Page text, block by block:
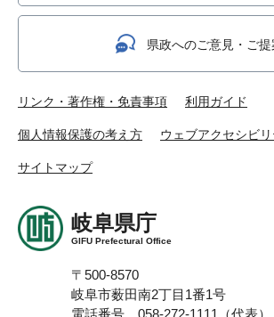
県政へのご意見・ご提
リンク・著作権・免責事項 利用ガイド
個人情報保護の考え方 ウェブアクセシビ
サイトマップ
岐阜県庁
GIFU Prefectural Office
〒500-8570
岐阜市薮田南2丁目1番1号
電話番号 058-272-1111（代表）